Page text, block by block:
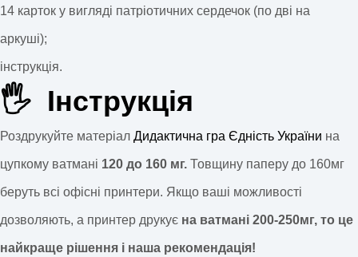
14 карток у вигляді патріотичних сердечок (по дві на
аркуші);
інструкція.
🖐 Інструкція
Роздрукуйте матеріал Дидактична гра Єдність України на
цупкому ватмані 120 до 160 мг. Товщину паперу до 160мг
беруть всі офісні принтери. Якщо ваші можливості
дозволяють, а принтер друкує на ватмані 200-250мг, то це
найкраще рішення і наша рекомендація!